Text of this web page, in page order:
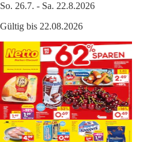
So. 26.7. - Sa. 22.8.2026
Gültig bis 22.08.2026